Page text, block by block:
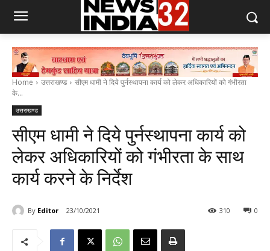
Home उत्तराखण्ड
सीएम धामी ने दिये पुर्नस्थापना कार्य को लेकर अधिकारियों को गंभीरता
के...
उत्तराखण्ड
सीएम धामी ने दिये पुर्नस्थापना कार्य को
लेकर अधिकारियों को गंभीरता के साथ
कार्य करने के निर्देश
By Editor 23/10/2021 0
310